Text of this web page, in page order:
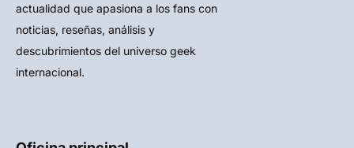
actualidad que apasiona a los fans con
noticias, reseñas, análisis y
descubrimientos del universo geek
internacional.